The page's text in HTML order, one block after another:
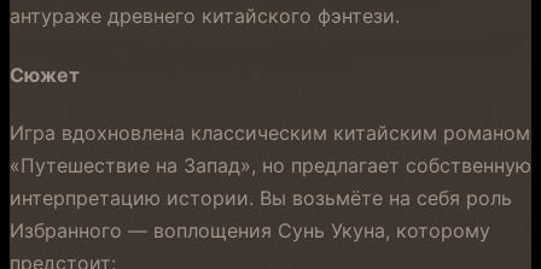
антураже древнего китайского фэнтези.
Сюжет
Игра вдохновлена классическим китайским романом
«Путешествие на Запад», но предлагает собственную
интерпретацию истории. Вы возьмёте на себя роль
Избранного — воплощения Сунь Укуна, которому
предстоит: